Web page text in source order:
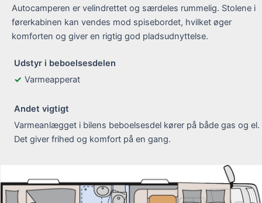
Autocamperen er velindrettet og særdeles rummelig. Stolene i
førerkabinen kan vendes mod spisebordet, hvilket øger
komforten og giver en rigtig god pladsudnyttelse.
Udstyr i beboelsesdelen
Varmeapperat
Andet vigtigt
Varmeanlægget i bilens beboelsesdel kører på både gas og el.
Det giver frihed og komfort på en gang.